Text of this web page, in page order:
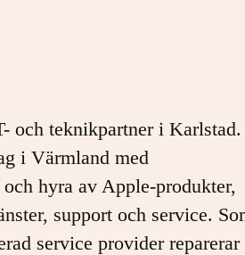
och teknikpartner i Karlstad.
i Värmland med
hyra av Apple-produkter,
support och service.
service provider